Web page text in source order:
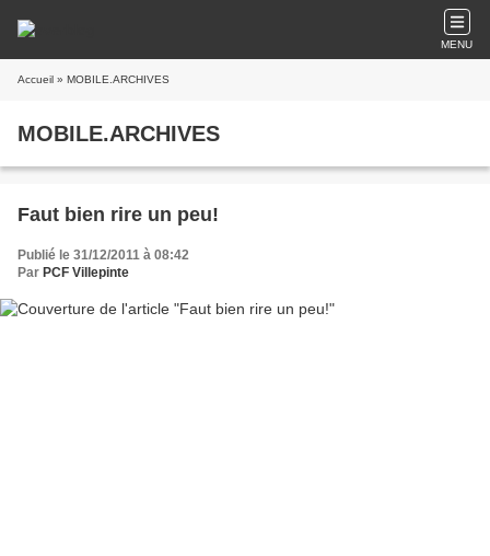
MENU
Accueil » MOBILE.ARCHIVES
MOBILE.ARCHIVES
Faut bien rire un peu!
Publié le 31/12/2011 à 08:42
Par PCF Villepinte